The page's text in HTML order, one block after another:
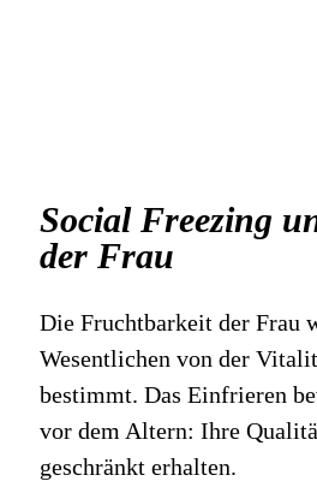
Social Freezing
der Frau
Die Fruchtbarkeit der Frau
Wesentlichen von der
bestimmt. Das Einfrieren
vor dem Altern: Ihre
geschränkt erhalten.